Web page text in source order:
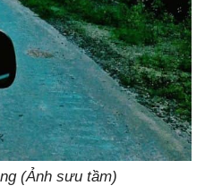
(Ảnh sưu tầm)